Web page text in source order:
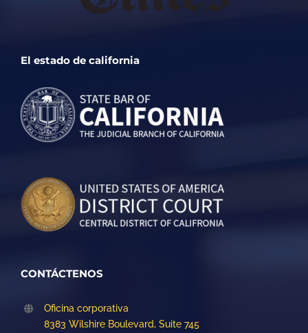
El estado de california
CONTÁCTENOS
Oficina corporativa
8383 Wilshire Boulevard, Suite 745